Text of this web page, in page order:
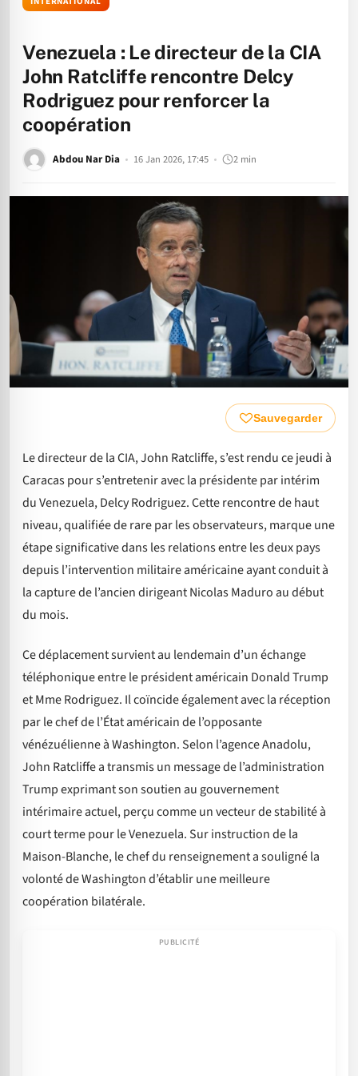
Venezuela : Le directeur de la CIA
John Ratcliffe rencontre Delcy
Rodriguez pour renforcer la
coopération
Abdou Nar Dia 16 Jan 2026, 17:45 2 min
Sauvegarder
Le directeur de la CIA, John Ratcliffe, s’est rendu ce jeudi à
Caracas pour s’entretenir avec la présidente par intérim
du Venezuela, Delcy Rodriguez. Cette rencontre de haut
niveau, qualifiée de rare par les observateurs, marque une
étape significative dans les relations entre les deux pays
depuis l’intervention militaire américaine ayant conduit à
la capture de l’ancien dirigeant Nicolas Maduro au début
du mois.
Ce déplacement survient au lendemain d’un échange
téléphonique entre le président américain Donald Trump
et Mme Rodriguez. Il coïncide également avec la réception
par le chef de l’État américain de l’opposante
vénézuélienne à Washington. Selon l’agence Anadolu,
John Ratcliffe a transmis un message de l’administration
Trump exprimant son soutien au gouvernement
intérimaire actuel, perçu comme un vecteur de stabilité à
court terme pour le Venezuela. Sur instruction de la
Maison-Blanche, le chef du renseignement a souligné la
volonté de Washington d’établir une meilleure
coopération bilatérale.